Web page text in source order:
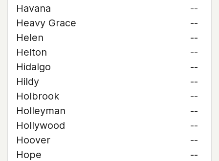
Havana
--
Heavy Grace
--
Helen
--
Helton
--
Hidalgo
--
Hildy
--
Holbrook
--
Holleyman
--
Hollywood
--
Hoover
--
Hope
--